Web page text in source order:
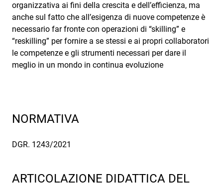
organizzativa ai fini della crescita e dell’efficienza, ma
anche sul fatto che all’esigenza di nuove competenze è
necessario far fronte con operazioni di “skilling” e
“reskilling” per fornire a se stessi e ai propri collaboratori
le competenze e gli strumenti necessari per dare il
meglio in un mondo in continua evoluzione
NORMATIVA
DGR. 1243/2021
ARTICOLAZIONE DIDATTICA DEL